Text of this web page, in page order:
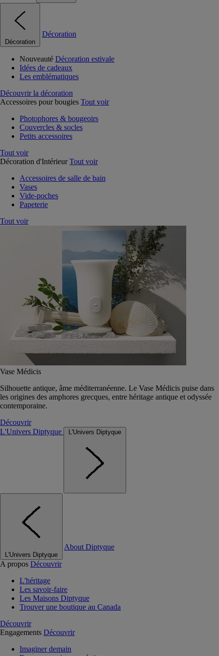
Décoration
Décoration
Nouveauté Décoration estivale
Idées de cadeaux
Les emblématiques
Découvrir la décoration
Accessoires pour bougies Tout voir
Photophores & bougeoirs
Couvercles & socles
Petits accessoires
Tout voir
Décoration d'Intérieur Tout voir
Accessoires de salle de bain
Vases
Vide-poches
Papeterie
Tout voir
Vase Médicis
Silhouette antique, âme méditerranéenne. Le Vase Médicis puise dans
les origines des amphores grecques, entre héritage antique et odyssée
contemporaine.
Découvrir
L'Univers Diptyque
L'Univers Diptyque
L'Univers Diptyque
About Diptyque
A propos Découvrir
L'héritage
Les savoir-faire
Les Maisons Diptyque
Trouver une boutique au Canada
Découvrir
Engagements Découvrir
Imaginer demain